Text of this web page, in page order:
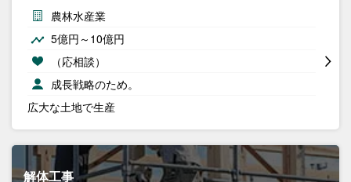
農林水産業
5億円～10億円
（応相談）
成長戦略のため。
広大な土地で生産
解体工事